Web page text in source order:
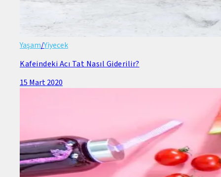
Yaşam/Yiyecek
Kafeindeki Acı Tat Nasıl Giderilir?
15 Mart 2020